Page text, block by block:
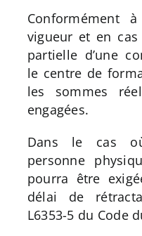
Conformément
vigueur et en cas
partielle d’une
le centre de
les sommes
engagées.
Dans le cas
personne
pourra être
délai de
L6353-5 du Code